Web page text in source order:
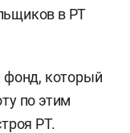
в РТ
фонд, который
по этим
РТ.